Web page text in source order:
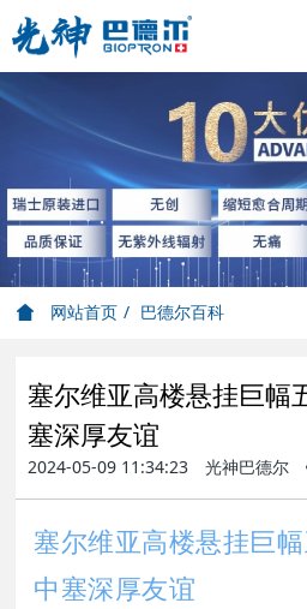
网站首页 巴德尔百科
塞尔维亚高楼悬挂巨幅
塞深厚友谊
2024-05-09 11:34:23 光神巴德尔
塞尔维亚高楼悬挂巨
中塞深厚友谊